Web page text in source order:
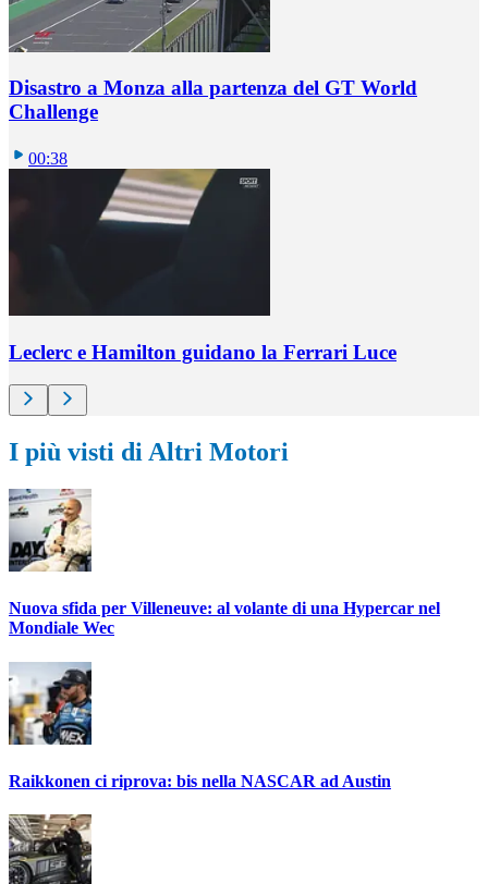
Disastro a Monza alla partenza del GT World
Challenge
00:38
Leclerc e Hamilton guidano la Ferrari Luce
I più visti di Altri Motori
Nuova sfida per Villeneuve: al volante di una Hypercar nel
Mondiale Wec
Raikkonen ci riprova: bis nella NASCAR ad Austin